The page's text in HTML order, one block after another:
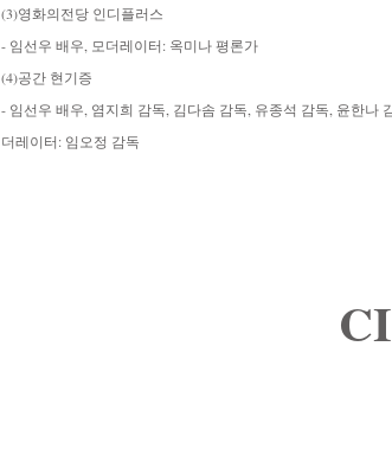
(3)영화의전당 인디플러스
- 임선우 배우, 모더레이터: 옥미나 평론가
(4)공간 현기증
- 임선우 배우, 염지희 감독, 김다솜 감독, 유종석 감독, 윤한나
더레이터: 임오정 감독